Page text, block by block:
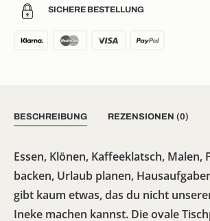
SICHERE BESTELLUNG
BESCHREIBUNG REZENSIONEN (0)
Essen, Klönen, Kaffeeklatsch, Malen,
backen, Urlaub planen,
gibt kaum etwas, das du nicht
Ineke machen kannst. Die ovale